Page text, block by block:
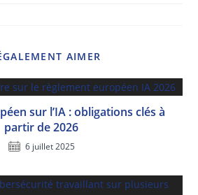
AIMER
sur l’IA : obligations clés à
partir de 2026
6 juillet 2025